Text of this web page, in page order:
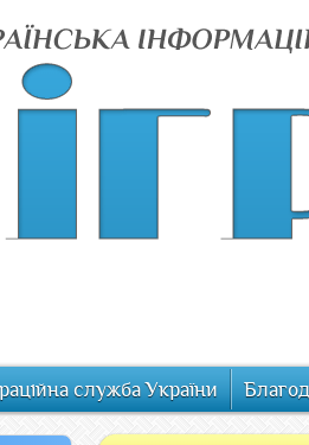
служба України